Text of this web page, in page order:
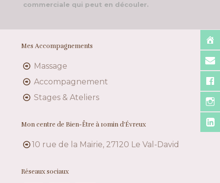
commerciale qui peut en découler.
Mes Accompagnements
Massage
Accompagnement
Stages & Ateliers
Mon centre de Bien-Être à 10min d’Évreux
10 rue de la Mairie, 27120 Le Val-David
Réseaux sociaux